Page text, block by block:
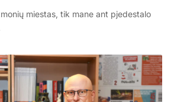
miestas, tik mane ant pjedestalo